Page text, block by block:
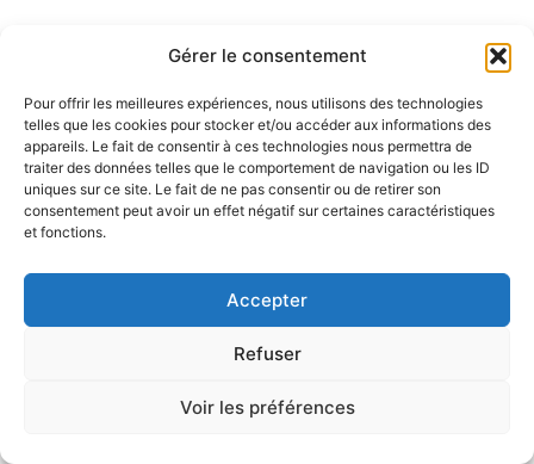
Gérer le consentement
Pour offrir les meilleures expériences, nous utilisons des technologies
telles que les cookies pour stocker et/ou accéder aux informations des
appareils. Le fait de consentir à ces technologies nous permettra de
traiter des données telles que le comportement de navigation ou les ID
uniques sur ce site. Le fait de ne pas consentir ou de retirer son
consentement peut avoir un effet négatif sur certaines caractéristiques
et fonctions.
Accepter
Refuser
Voir les préférences